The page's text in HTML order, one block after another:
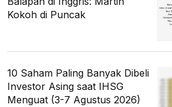
Kokoh di Puncak
10 Saham Paling Banyak Dibeli
Investor Asing saat IHSG
Menguat (3-7 Agustus 2026)